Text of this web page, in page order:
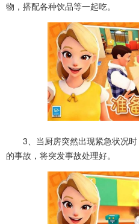
物，搭配各种饮品等一起吃。
3、当厨房突然出现紧急状况时
的事故，将突发事故处理好。